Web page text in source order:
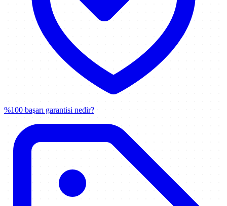
%100 başarı garantisi nedir?